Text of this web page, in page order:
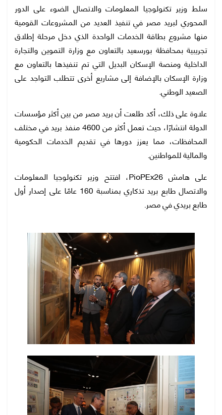
سلط وزير تكنولوجيا المعلومات والاتصال الضوء على الدور
المحوري لبريد مصر في تنفيذ العديد من المشروعات القومية
منها مشروع بطاقة الخدمات الواحدة الذي دخل مرحلة إطلاق
تجريبية بمحافظة بورسعيد بالتعاون مع وزارة التموين والتجارة
الداخلية ومنصة الإسكان البديل التي تم تنفيذها بالتعاون مع
وزارة الإسكان بالإضافة إلى مشاريع أخرى تتطلب التواجد على
الصعيد الوطني.
علاوة على ذلك، أكد طلعت أن بريد مصر من بين أكثر مؤسسات
الدولة انتشارًا، حيث تعمل أكثر من 4600 منفذ بريد في مختلف
المحافظات، مما يعزز دورها في تقديم الخدمات الحكومية
والمالية للمواطنين.
على هامش PioPEx26، افتتح وزير تكنولوجيا المعلومات
والاتصال طابع بريد تذكاري بمناسبة 160 عامًا على إصدار أول
طابع بريدي في مصر.